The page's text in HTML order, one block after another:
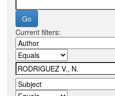
Current filters: